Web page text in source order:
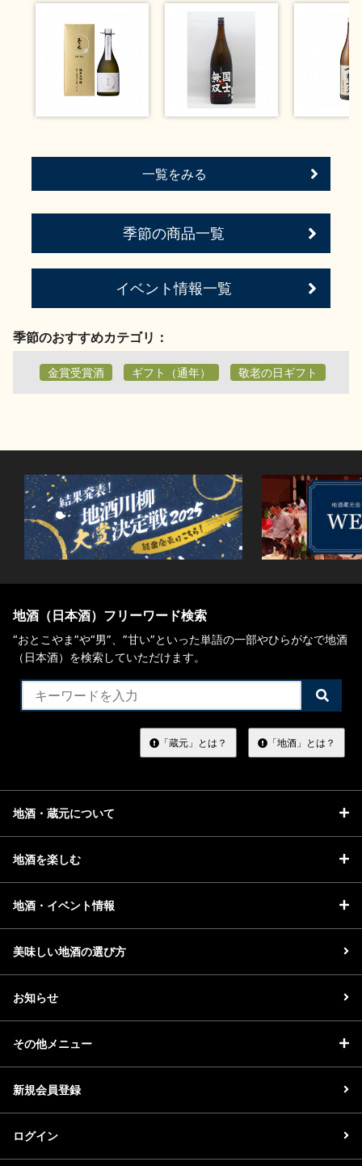
一覧をみる
季節の商品一覧
イベント情報一覧
季節のおすすめカテゴリ：
金賞受賞酒 ギフト（通年） 敬老の日ギフト
地酒（日本酒）フリーワード検索
“おとこやま”や“男”、”甘い”といった単語の一部やひらがなで地酒
（日本酒）を検索していただけます。
検
索
す
る
「蔵元」とは？ 「地酒」とは？
地酒・蔵元について
地酒を楽しむ
地酒・イベント情報
美味しい地酒の選び方
お知らせ
その他メニュー
新規会員登録
ログイン